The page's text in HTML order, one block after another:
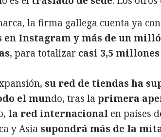
la firma gallega cuenta ya con
en Instagram y más de un
, para totalizar casi 3,5
su red de tiendas ha
el mundo, tras la primera
la red internacional en países
y Asia supondrá más de la